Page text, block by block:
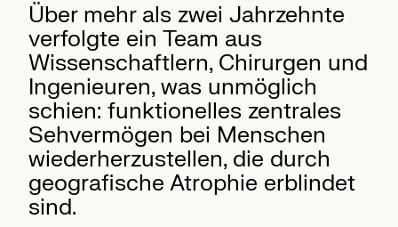
Über mehr als zwei Jahrzehnte
verfolgte ein Team aus
Wissenschaftlern, Chirurgen und
Ingenieuren, was unmöglich
schien: funktionelles zentrales
Sehvermögen bei Menschen
wiederherzustellen, die durch
geografische Atrophie erblindet
sind.